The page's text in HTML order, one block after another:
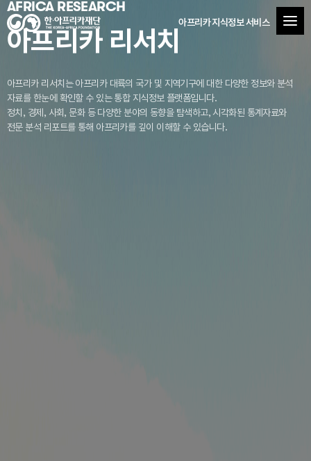
아프리카 지식정보 서비스
AFRICA RESEARCH
아프리카 리서치
아프리카 리서치는 아프리카 대륙의 국가 및 지역기구에 대한 다양한 정보와 분석
자료를 한눈에 확인할 수 있는 통합 지식정보 플랫폼입니다.
정치, 경제, 사회, 문화 등 다양한 분야의 동향을 탐색하고, 시각화된 통계자료와
전문 분석 리포트를 통해 아프리카를 깊이 이해할 수 있습니다.